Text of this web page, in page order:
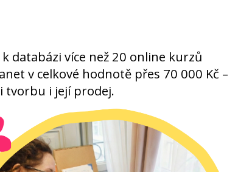
akce a aktuální dění, díky nimž
přehled o výstavách, workshopech i
setkáních, kde můžete načerpat
kontakty.